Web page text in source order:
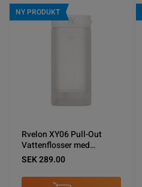
NY PRODUKT
Rvelon XY06 Pull-Out
Vattenflosser med
spolning - Vit
SEK 289.00